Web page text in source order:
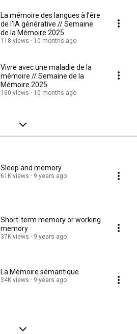
La mémoire des langues à l’ère
de l’IA générative // Semaine
de la Mémoire 2025
118 views 10 months ago
Vivre avec une maladie de la
mémoire // Semaine de la
Mémoire 2025
160 views 10 months ago
Sleep and memory
61K views 9 years ago
Short-term memory or working
memory
37K views 9 years ago
La Mémoire sémantique
34K views 9 years ago